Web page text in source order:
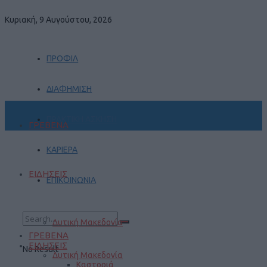
Κυριακή, 9 Αυγούστου, 2026
ΠΡΟΦΙΛ
ΔΙΑΦΗΜΙΣΗ
ΚΑΡΙΕΡΑ
ΕΠΙΚΟΙΝΩΝΙΑ
No Result
ΓΡΕΒΕΝΑ
ΕΙΔΗΣΕΙΣ
Δυτική Μακεδονία
ΓΡΕΒΕΝΑ
ΕΙΔΗΣΕΙΣ
Δυτική Μακεδονία
Καστοριά